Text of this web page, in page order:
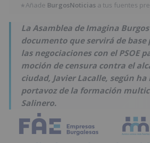
★Añade BurgosNoticias a tus fuentes
La Asamblea de Imagina
documento que servirá de base
las negociaciones con el PSOE
moción de censura contra el
ciudad, Javier Lacalle, según
portavoz de la formación
Salinero.